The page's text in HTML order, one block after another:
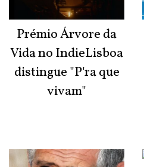
Prémio Árvore da
Vida no IndieLisboa
distingue "P'ra que
vivam"